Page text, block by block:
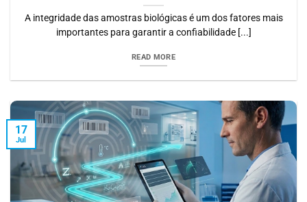
A integridade das amostras biológicas é um dos fatores mais
importantes para garantir a confiabilidade [...]
READ MORE
17
Jul